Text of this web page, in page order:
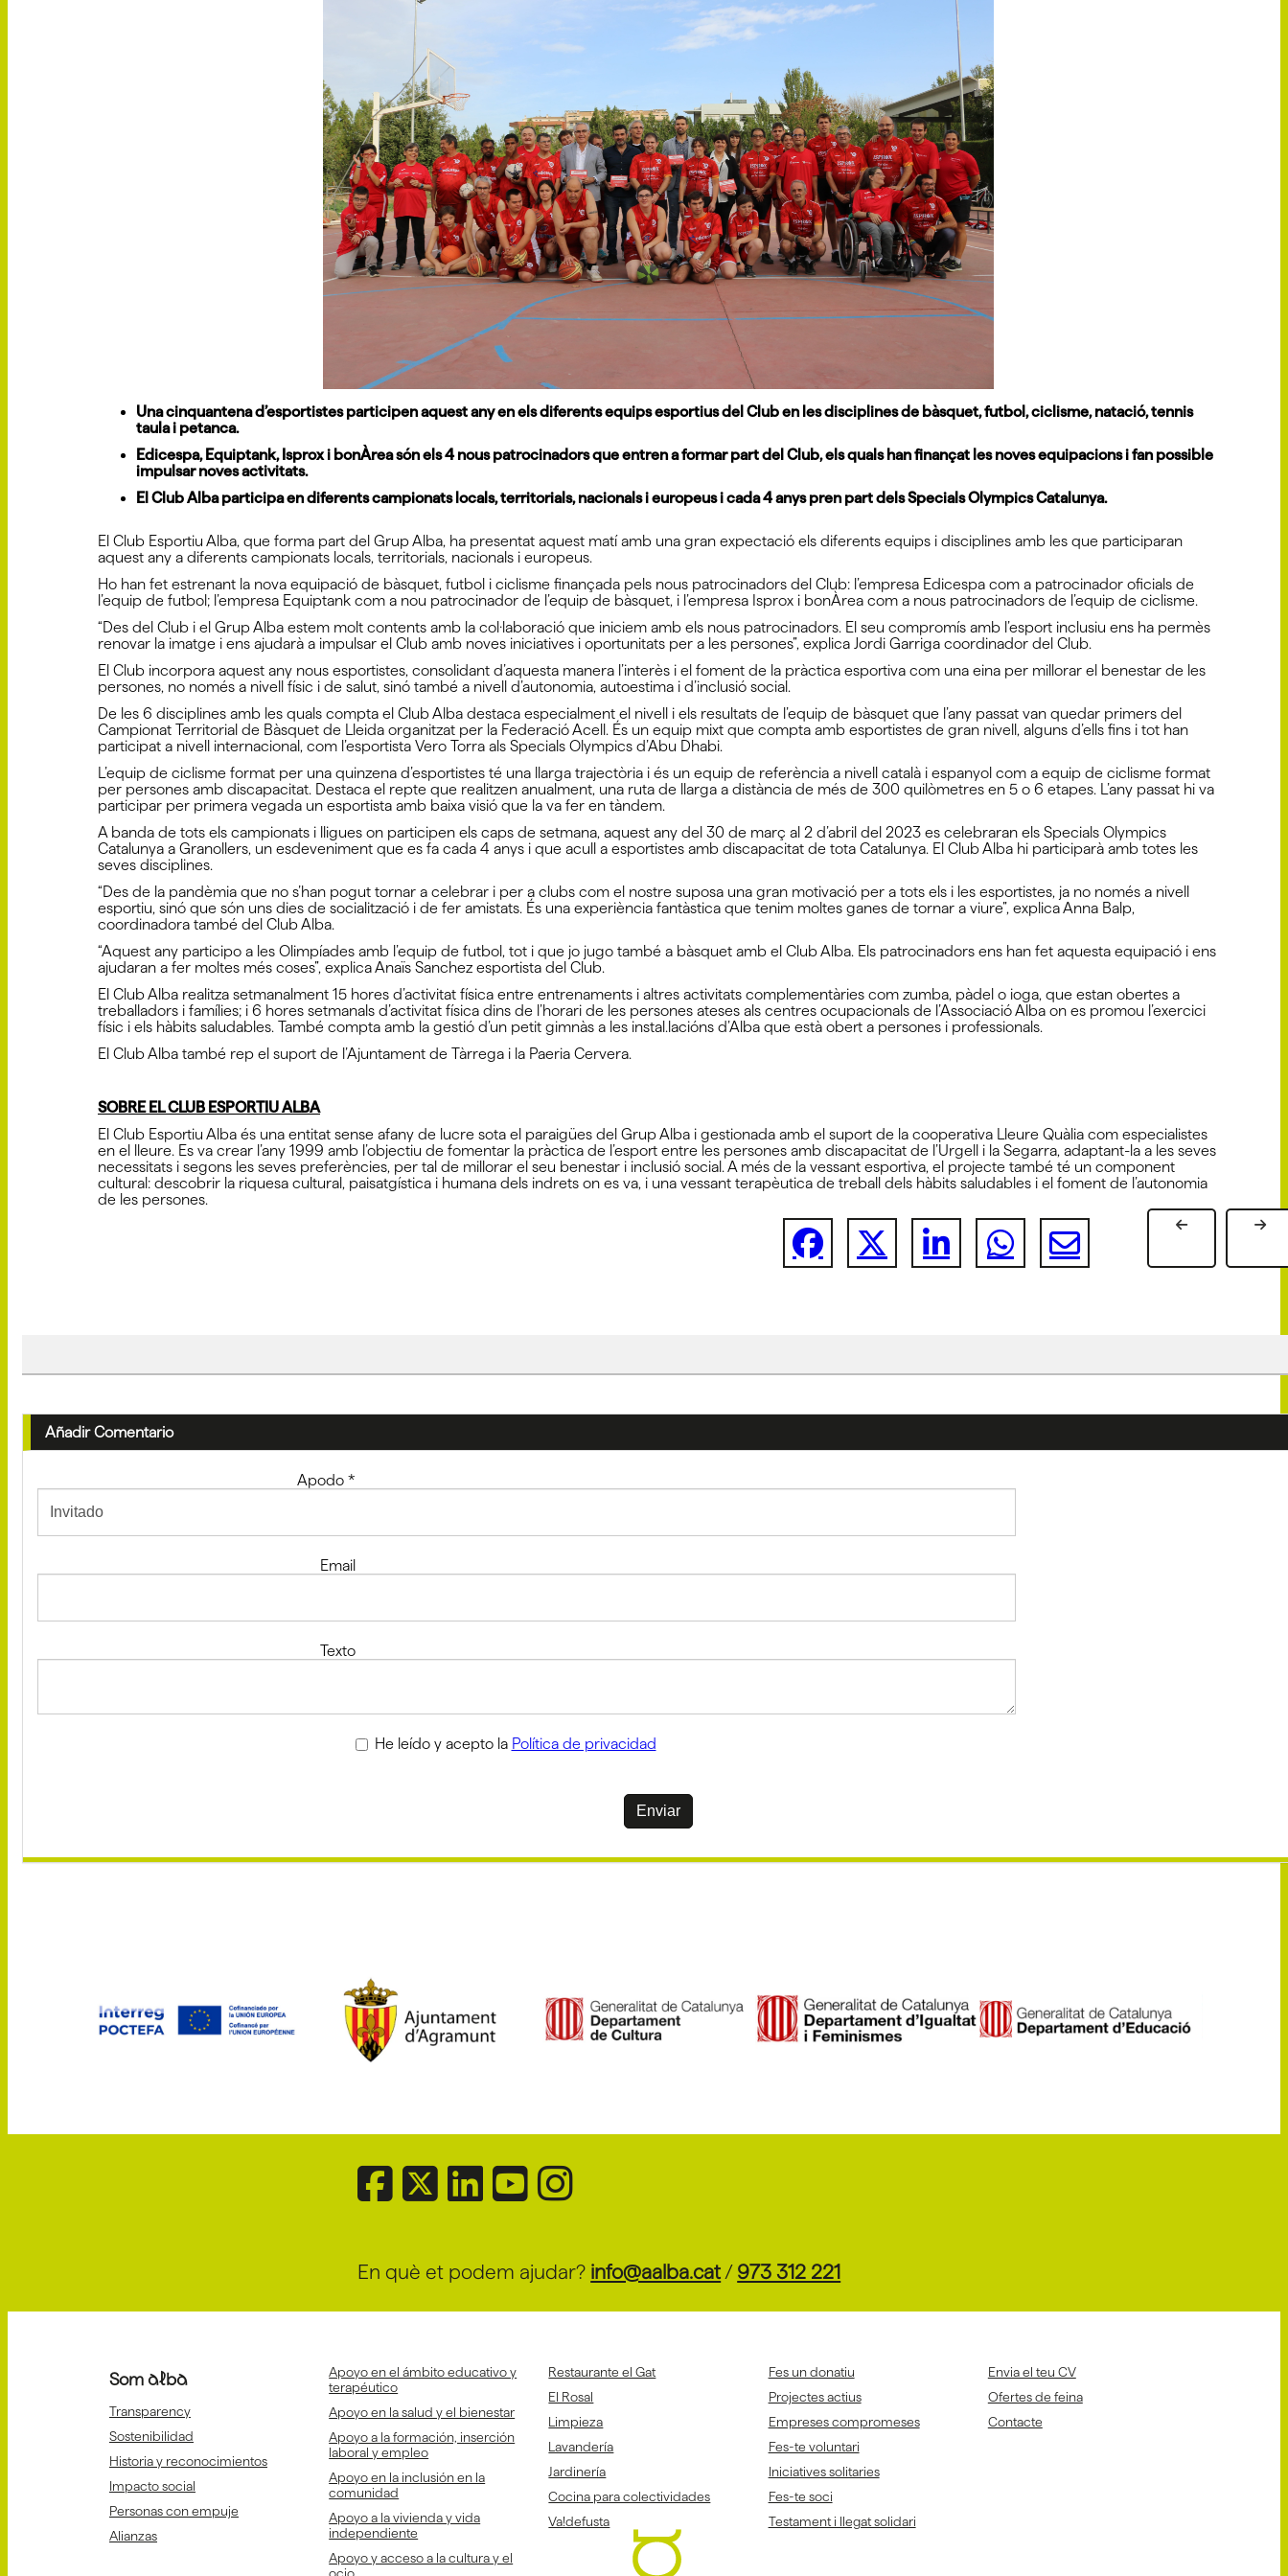
Una cinquantena d’esportistes participen aquest any en els diferents equips esportius del Club en les disciplines de bàsquet, futbol, ciclisme, natació, tennis
taula i petanca.
Edicespa, Equiptank, Isprox i bonÀrea són els 4 nous patrocinadors que entren a formar part del Club, els quals han finançat les noves equipacions i fan possible
impulsar noves activitats.
El Club Alba participa en diferents campionats locals, territorials, nacionals i europeus i cada 4 anys pren part dels Specials Olympics Catalunya.
El Club Esportiu Alba, que forma part del Grup Alba, ha presentat aquest matí amb una gran expectació els diferents equips i disciplines amb les que participaran
aquest any a diferents campionats locals, territorials, nacionals i europeus.
Ho han fet estrenant la nova equipació de bàsquet, futbol i ciclisme finançada pels nous patrocinadors del Club: l’empresa Edicespa com a patrocinador oficials de
l’equip de futbol; l’empresa Equiptank com a nou patrocinador de l’equip de bàsquet, i l’empresa Isprox i bonÀrea com a nous patrocinadors de l’equip de ciclisme.
“Des del Club i el Grup Alba estem molt contents amb la col·laboració que iniciem amb els nous patrocinadors. El seu compromís amb l’esport inclusiu ens ha permès
renovar la imatge i ens ajudarà a impulsar el Club amb noves iniciatives i oportunitats per a les persones”, explica Jordi Garriga coordinador del Club.
El Club incorpora aquest any nous esportistes, consolidant d’aquesta manera l’interès i el foment de la pràctica esportiva com una eina per millorar el benestar de les
persones, no només a nivell físic i de salut, sinó també a nivell d’autonomia, autoestima i d’inclusió social.
De les 6 disciplines amb les quals compta el Club Alba destaca especialment el nivell i els resultats de l’equip de bàsquet que l’any passat van quedar primers del
Campionat Territorial de Bàsquet de Lleida organitzat per la Federació Acell. És un equip mixt que compta amb esportistes de gran nivell, alguns d’ells fins i tot han
participat a nivell internacional, com l’esportista Vero Torra als Specials Olympics d’Abu Dhabi.
L’equip de ciclisme format per una quinzena d’esportistes té una llarga trajectòria i és un equip de referència a nivell català i espanyol com a equip de ciclisme format
per persones amb discapacitat. Destaca el repte que realitzen anualment, una ruta de llarga a distància de més de 300 quilòmetres en 5 o 6 etapes. L’any passat hi va
participar per primera vegada un esportista amb baixa visió que la va fer en tàndem.
A banda de tots els campionats i lligues on participen els caps de setmana, aquest any del 30 de març al 2 d’abril del 2023 es celebraran els Specials Olympics
Catalunya a Granollers, un esdeveniment que es fa cada 4 anys i que acull a esportistes amb discapacitat de tota Catalunya. El Club Alba hi participarà amb totes les
seves disciplines.
“Des de la pandèmia que no s’han pogut tornar a celebrar i per a clubs com el nostre suposa una gran motivació per a tots els i les esportistes, ja no només a nivell
esportiu, sinó que són uns dies de socialització i de fer amistats. És una experiència fantàstica que tenim moltes ganes de tornar a viure”, explica Anna Balp,
coordinadora també del Club Alba.
“Aquest any participo a les Olimpíades amb l’equip de futbol, tot i que jo jugo també a bàsquet amb el Club Alba. Els patrocinadors ens han fet aquesta equipació i ens
ajudaran a fer moltes més coses”, explica Anaïs Sanchez esportista del Club.
El Club Alba realitza setmanalment 15 hores d’activitat física entre entrenaments i altres activitats complementàries com zumba, pàdel o ioga, que estan obertes a
treballadors i famílies; i 6 hores setmanals d’activitat física dins de l’horari de les persones ateses als centres ocupacionals de l’Associació Alba on es promou l’exercici
físic i els hàbits saludables. També compta amb la gestió d’un petit gimnàs a les instal.lacións d’Alba que està obert a persones i professionals.
El Club Alba també rep el suport de l’Ajuntament de Tàrrega i la Paeria Cervera.
SOBRE EL CLUB ESPORTIU ALBA
El Club Esportiu Alba és una entitat sense afany de lucre sota el paraigües del Grup Alba i gestionada amb el suport de la cooperativa Lleure Quàlia com especialistes
en el lleure. Es va crear l’any 1999 amb l’objectiu de fomentar la pràctica de l’esport entre les persones amb discapacitat de l’Urgell i la Segarra, adaptant-la a les seves
necessitats i segons les seves preferències, per tal de millorar el seu benestar i inclusió social. A més de la vessant esportiva, el projecte també té un component
cultural: descobrir la riquesa cultural, paisatgística i humana dels indrets on es va, i una vessant terapèutica de treball dels hàbits saludables i el foment de l’autonomia
de les persones.
Añadir Comentario
Apodo *
Email
Texto
He leído y acepto la Política de privacidad
Enviar
En què et podem ajudar? info@aalba.cat / 973 312 221
Som alba
Transparency
Sostenibilidad
Historia y reconocimientos
Impacto social
Personas con empuje
Alianzas
Apoyo en el ámbito educativo y
terapéutico
Apoyo en la salud y el bienestar
Apoyo a la formación, inserción
laboral y empleo
Apoyo en la inclusión en la
comunidad
Apoyo a la vivienda y vida
independiente
Apoyo y acceso a la cultura y el
ocio
Restaurante el Gat
El Rosal
Limpieza
Lavandería
Jardinería
Cocina para colectividades
Va!defusta
Fes un donatiu
Projectes actius
Empreses compromeses
Fes-te voluntari
Iniciatives solitaries
Fes-te soci
Testament i llegat solidari
Envia el teu CV
Ofertes de feina
Contacte